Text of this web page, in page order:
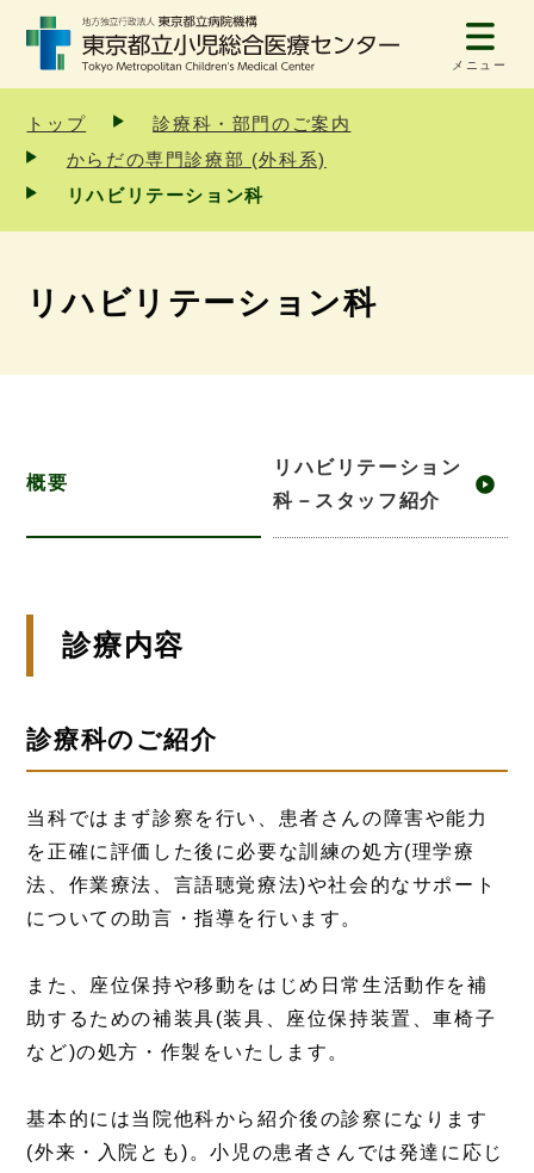
メニュー
トップ
診療科・部門のご案内
からだの専門診療部 (外科系)
リハビリテーション科
リハビリテーション科
概要
リハビリテーション
科－スタッフ紹介
診療内容
診療科のご紹介
当科ではまず診察を行い、患者さんの障害や能力
を正確に評価した後に必要な訓練の処方(理学療
法、作業療法、言語聴覚療法)や社会的なサポート
についての助言・指導を行います。
また、座位保持や移動をはじめ日常生活動作を補
助するための補装具(装具、座位保持装置、車椅子
など)の処方・作製をいたします。
基本的には当院他科から紹介後の診察になります
(外来・入院とも)。小児の患者さんでは発達に応じ